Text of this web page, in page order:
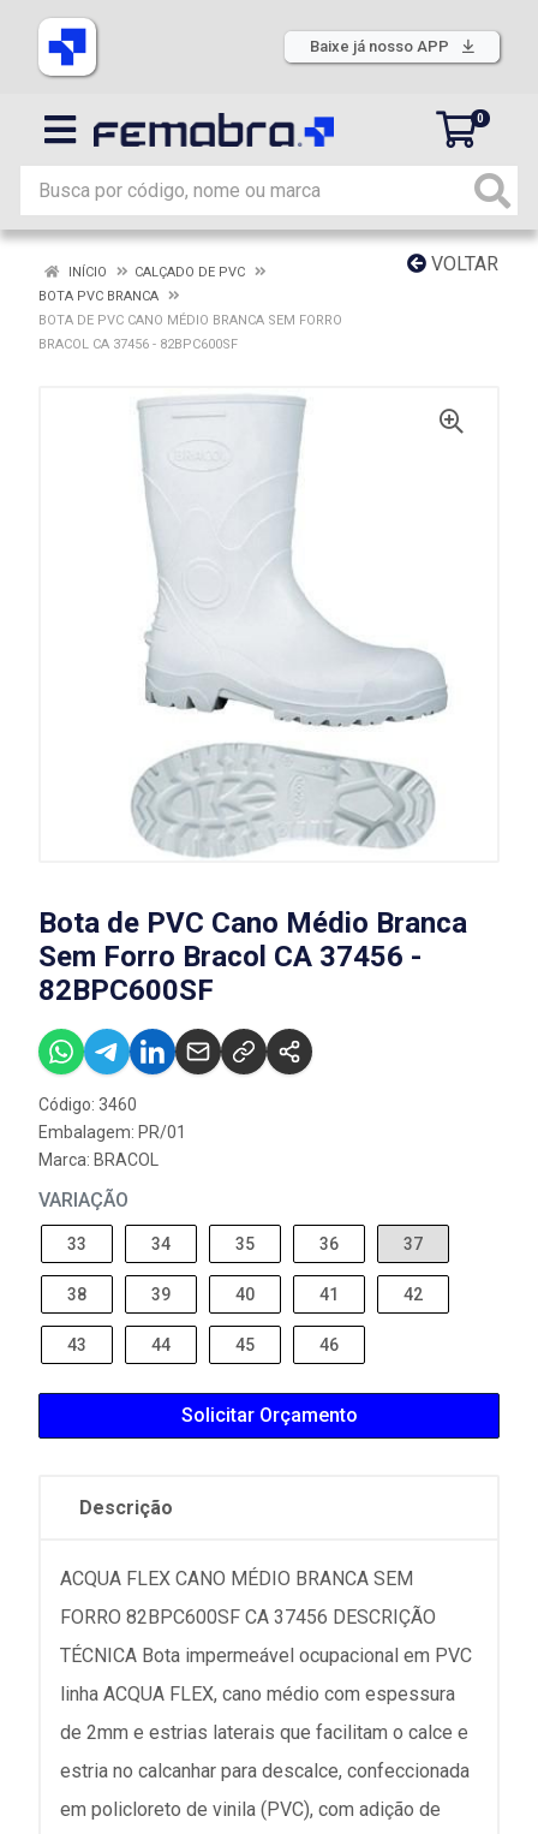
Baixe já nosso APP
0
VOLTAR
INÍCIO
CALÇADO DE PVC
BOTA PVC BRANCA
BOTA DE PVC CANO MÉDIO BRANCA SEM FORRO
BRACOL CA 37456 - 82BPC600SF
Bota de PVC Cano Médio Branca
Sem Forro Bracol CA 37456 -
82BPC600SF
Código: 3460
Embalagem: PR/01
Marca: BRACOL
VARIAÇÃO
33 34 35 36 37
38 39 40 41 42
43 44 45 46
Solicitar Orçamento
Descrição
ACQUA FLEX CANO MÉDIO BRANCA SEM
FORRO 82BPC600SF CA 37456 DESCRIÇÃO
TÉCNICA Bota impermeável ocupacional em PVC
linha ACQUA FLEX, cano médio com espessura
de 2mm e estrias laterais que facilitam o calce e
estria no calcanhar para descalce, confeccionada
em policloreto de vinila (PVC), com adição de